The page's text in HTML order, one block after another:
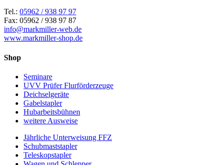
Tel.: 05962 / 938 97 97
Fax: 05962 / 938 97 87
info@markmiller-web.de
www.markmiller-shop.de
Shop
Seminare
UVV Prüfer Flurförderzeuge
Deichselgeräte
Gabelstapler
Hubarbeitsbühnen
weitere Ausweise
Jährliche Unterweisung FFZ
Schubmaststapler
Teleskopstapler